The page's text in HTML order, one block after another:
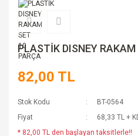
PLASTİK DISNEY
82,00 TL
Stok Kodu
BT-0564
Fiyat
68,33 TL +
* 82,00 TL den başlayan taksitlerle!!